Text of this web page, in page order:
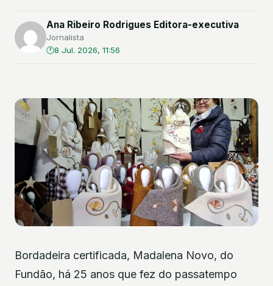
Ana Ribeiro Rodrigues Editora-executiva
Jornalista
8 Jul. 2026, 11:56
Bordadeira certificada, Madalena Novo, do
Fundão, há 25 anos que fez do passatempo